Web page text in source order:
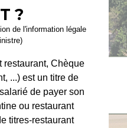
?
de l'information légale
restaurant, Chèque
...) est un titre de
de payer son
ou restaurant
titres-restaurant